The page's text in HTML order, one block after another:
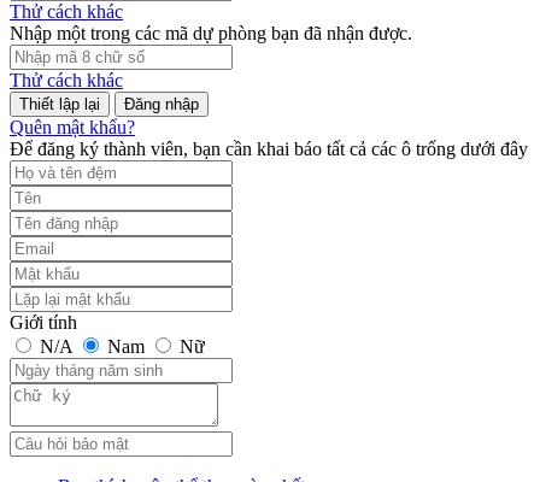
Thử cách khác
Nhập một trong các mã dự phòng bạn đã nhận được.
Thử cách khác
Đăng nhập
Quên mật khẩu?
Để đăng ký thành viên, bạn cần khai báo tất cả các ô trống dưới đây
Giới tính
N/A
Nam Nữ